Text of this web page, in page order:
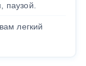
легкий